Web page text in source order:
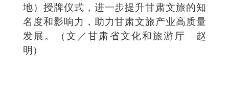
地）授牌仪式，进一步提升甘肃文旅的知
名度和影响力，助力甘肃文旅产业高质量
发展。（文／甘肃省文化和旅游厅 赵
明）